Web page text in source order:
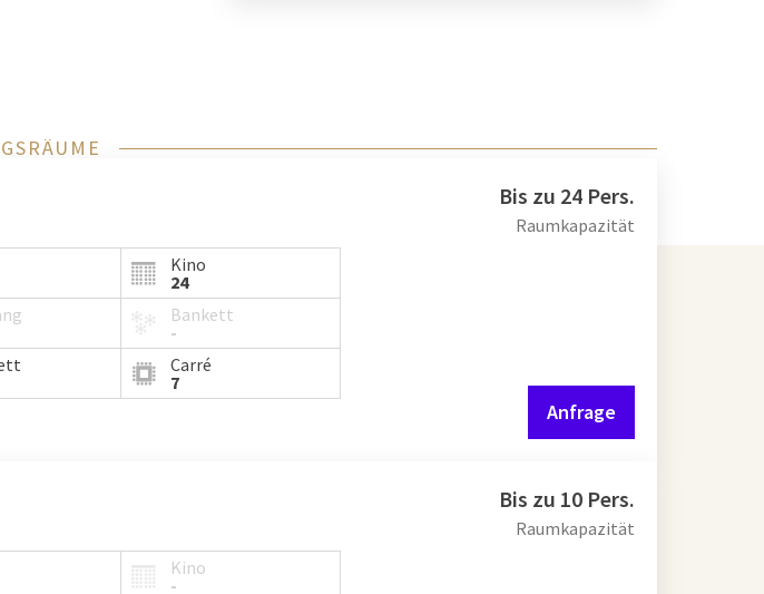
Kino
24
Bankett
-
Carré
7
Bis zu 24 Pers.
Raumkapazität
Anfrage
Kino
-
Bis zu 10 Pers.
Raumkapazität